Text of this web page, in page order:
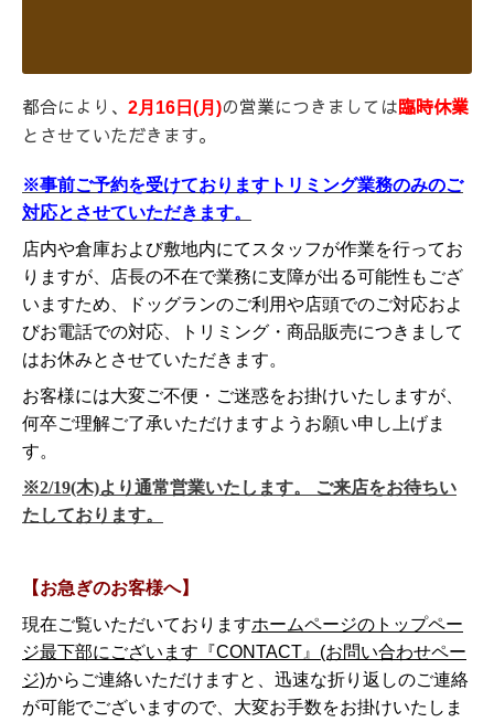
都合により、 2月16日(月)の営業につきましては臨時休業
とさせていただきます。
※事前ご予約を受けておりますトリミング業務のみのご
対応とさせていただきます。
店内や倉庫および敷地内にてスタッフが作業を行ってお
りますが、店長の不在で業務に支障が出る可能性もござ
いますため、ドッグランのご利用や店頭でのご対応およ
びお電話での対応、トリミング・商品販売につきまして
はお休みとさせていただきます。
お客様には大変ご不便・ご迷惑をお掛けいたしますが、
何卒ご理解ご了承いただけますようお願い申し上げま
す。
※2/19(木)より通常営業いたします。 ご来店をお待ちい
たしております。
【お急ぎのお客様へ】
現在ご覧いただいておりますホームページのトップペー
ジ最下部にございます『CONTACT』(お問い合わせペー
ジ)からご連絡いただけますと、迅速な折り返しのご連絡
が可能でございますので、大変お手数をお掛けいたしま